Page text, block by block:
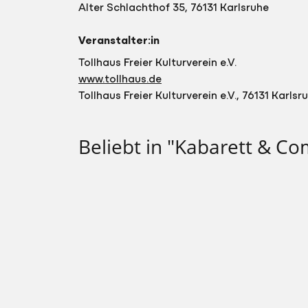
Alter Schlachthof 35, 76131 Karlsruhe
Veranstalter:in
Tollhaus Freier Kulturverein e.V.
www.tollhaus.de
Tollhaus Freier Kulturverein e.V., 76131
Beliebt in "Kabarett &